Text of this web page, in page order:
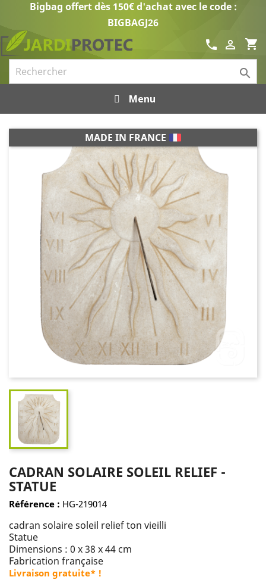
Bigbag offert dès 150€ d'achat avec le code :
BIGBAGJ26
shopping_cart

call

Menu
MADE IN FRANCE
CADRAN SOLAIRE SOLEIL RELIEF -
STATUE
Référence : HG-219014
cadran solaire soleil relief ton vieilli
Statue
Dimensions : 0 x 38 x 44 cm
Fabrication française
Livraison gratuite* !